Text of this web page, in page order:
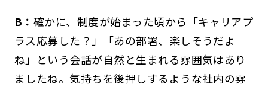
B： 確かに、制度が始まった頃から「キャリアプ
ラス応募した？」「あの部署、楽しそうだよ
ね」という会話が自然と生まれる雰囲気はあり
ましたね。気持ちを後押しするような社内の雰